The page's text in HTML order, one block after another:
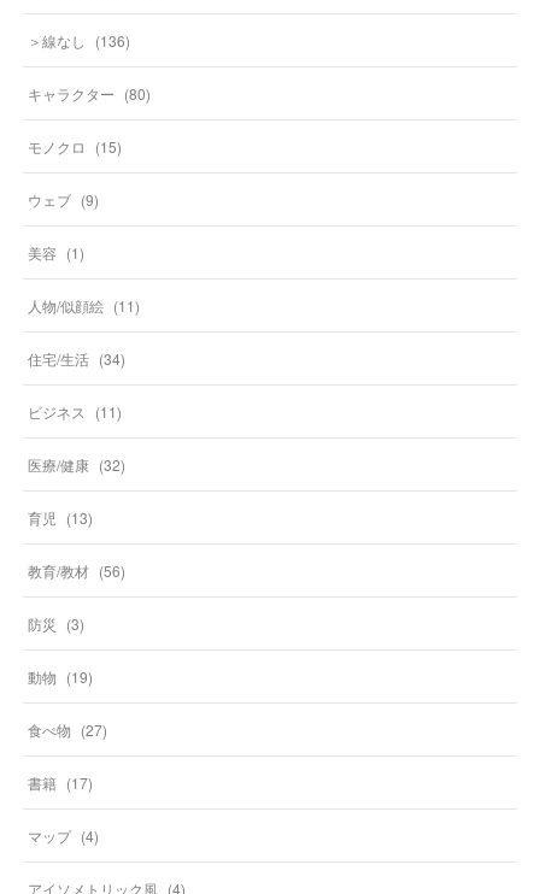
＞線なし (136)
キャラクター (80)
モノクロ (15)
ウェブ (9)
美容 (1)
人物/似顔絵 (11)
住宅/生活 (34)
ビジネス (11)
医療/健康 (32)
育児 (13)
教育/教材 (56)
防災 (3)
動物 (19)
食べ物 (27)
書籍 (17)
マップ (4)
アイソメトリック風 (4)